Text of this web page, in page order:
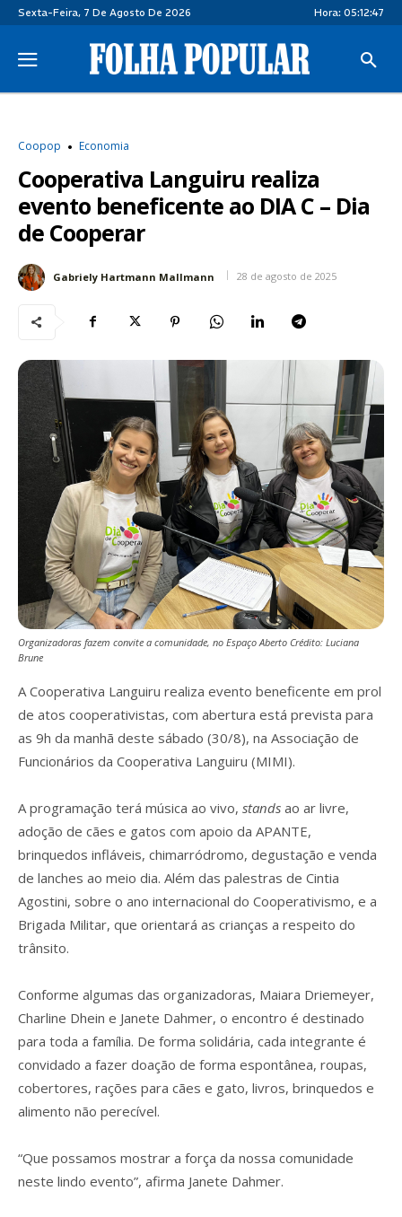
Sexta-Feira, 7 De Agosto De 2026 Hora: 05:12:48
Coopop Economia
Cooperativa Languiru realiza
evento beneficente ao DIA C – Dia
de Cooperar
Gabriely Hartmann Mallmann 28 de agosto de 2025
Organizadoras fazem convite a comunidade, no Espaço Aberto Crédito: Luciana
Brune
A Cooperativa Languiru realiza evento beneficente em prol
de atos cooperativistas, com abertura está prevista para
as 9h da manhã deste sábado (30/8), na Associação de
Funcionários da Cooperativa Languiru (MIMI).
A programação terá música ao vivo, stands ao ar livre,
adoção de cães e gatos com apoio da APANTE,
brinquedos infláveis, chimarródromo, degustação e venda
de lanches ao meio dia. Além das palestras de Cintia
Agostini, sobre o ano internacional do Cooperativismo, e a
Brigada Militar, que orientará as crianças a respeito do
trânsito.
Conforme algumas das organizadoras, Maiara Driemeyer,
Charline Dhein e Janete Dahmer, o encontro é destinado
para toda a família. De forma solidária, cada integrante é
convidado a fazer doação de forma espontânea, roupas,
cobertores, rações para cães e gato, livros, brinquedos e
alimento não perecível.
“Que possamos mostrar a força da nossa comunidade
neste lindo evento”, afirma Janete Dahmer.